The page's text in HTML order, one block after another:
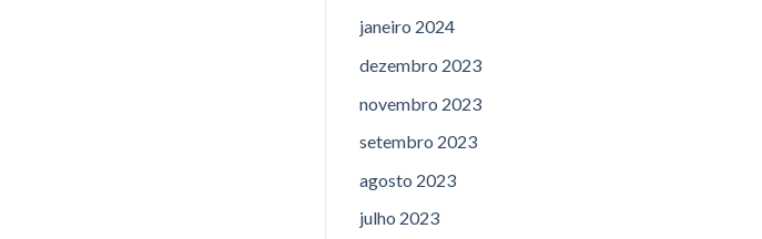
janeiro 2024
dezembro 2023
novembro 2023
setembro 2023
agosto 2023
julho 2023